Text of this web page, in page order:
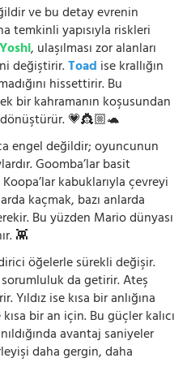
ve bu detay evrenin
temkinli yapısıyla riskleri
Yoshi, ulaşılması zor alanları
değiştirir.Toad ise krallığın
hissettirir. Bu
bir kahramanın koşusundan
💗👸🏼🐢
engel değildir; oyuncunun
Goomba’lar basit
kabuklarıyla çevreyi
kaçmak, bazı anlarda
Bu yüzden Mario dünyası
👾
öğelerle sürekli değişir.
da getirir. Ateş
ise kısa bir anlığına
bir an için. Bu güçler kalıcı
avantaj saniyeler
daha gergin, daha